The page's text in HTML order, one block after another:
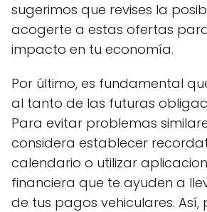
sugerimos que revises la
acogerte a estas ofertas
impacto en tu economía.
Por último, es fundamental
al tanto de las futuras
Para evitar problemas
considera establecer
calendario o utilizar
financiera que te ayuden a
de tus pagos vehiculares. Así,